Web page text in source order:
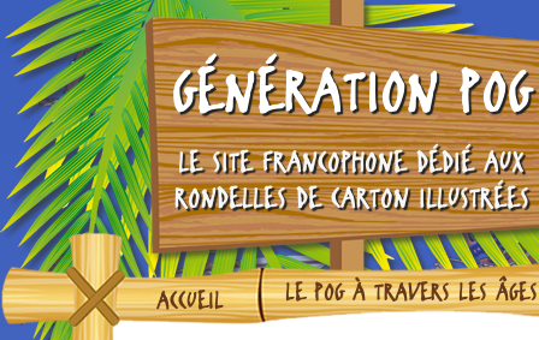
GÉNÉRATION POG
LE SITE FRANCOPHONE DÉDIÉ AUX
RONDELLES DE CARTON ILLUSTRÉES
ACCUEIL LE POG À TRAVERS LES ÂGES